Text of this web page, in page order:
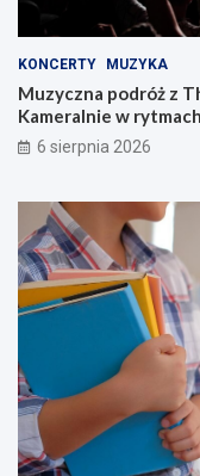
KONCERTY MUZYKA
Muzyczna podróż z
Kameralnie w
6 sierpnia 2026